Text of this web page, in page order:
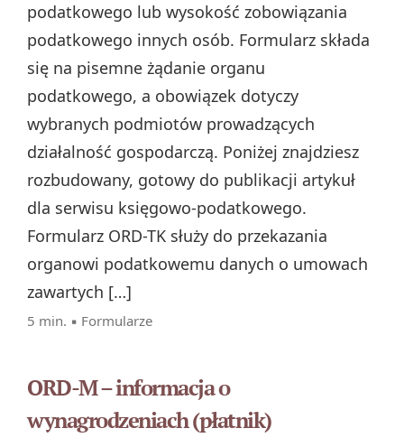
podatkowego lub wysokość zobowiązania
podatkowego innych osób. Formularz składa
się na pisemne żądanie organu
podatkowego, a obowiązek dotyczy
wybranych podmiotów prowadzących
działalność gospodarczą. Poniżej znajdziesz
rozbudowany, gotowy do publikacji artykuł
dla serwisu księgowo-podatkowego.
Formularz ORD-TK służy do przekazania
organowi podatkowemu danych o umowach
zawartych […]
5 min. ▪ Formularze
ORD-M – informacja o
wynagrodzeniach (płatnik)